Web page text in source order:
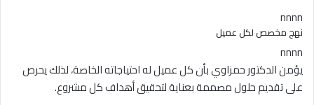
nnnn
نهج مخصص لكل عميل
nnnn
يؤمن الدكتور حمزاوي بأن كل عميل له احتياجاته الخاصة، لذلك يحرص
على تقديم حلول مصممة بعناية لتحقيق أهداف كل مشروع.